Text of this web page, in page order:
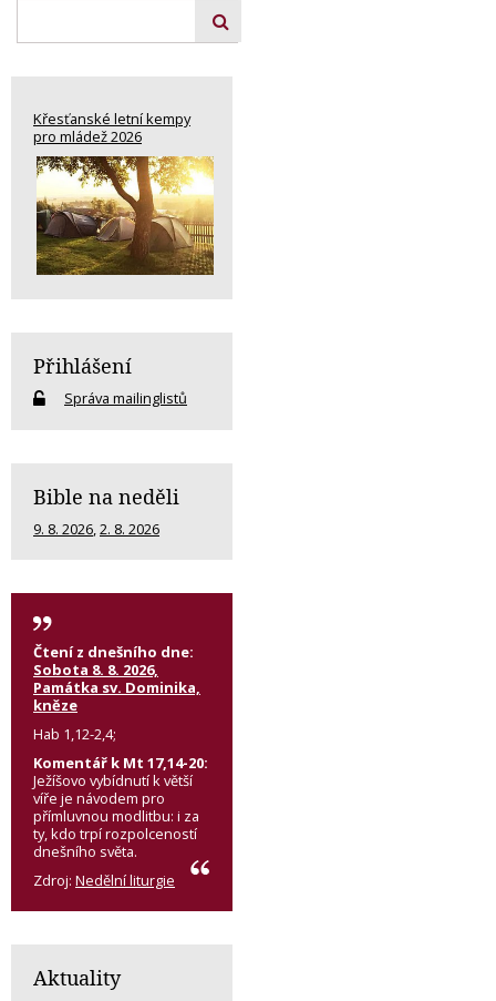
Křesťanské letní kempy
pro mládež 2026
Přihlášení
Správa mailinglistů
Bible na neděli
9. 8. 2026,2. 8. 2026
Čtení z dnešního dne:
Sobota 8. 8. 2026,
Památka sv. Dominika,
kněze
Hab 1,12-2,4;
Komentář k Mt 17,14-20:
Ježíšovo vybídnutí k větší
víře je návodem pro
přímluvnou modlitbu: i za
ty, kdo trpí rozpolceností
dnešního světa.
Zdroj: Nedělní liturgie
Aktuality